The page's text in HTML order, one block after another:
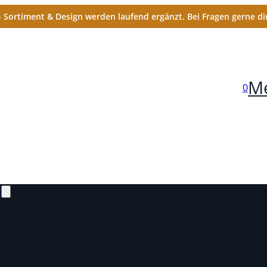
Sortiment & Design werden laufend ergänzt. Bei Fragen gerne
0